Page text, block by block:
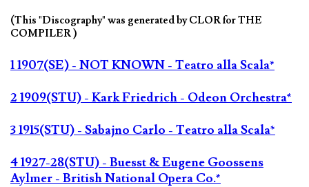
(This "Discography" was generated by CLOR for THE
COMPILER )
1 1907(SE) - NOT KNOWN - Teatro alla Scala*
2 1909(STU) - Kark Friedrich - Odeon Orchestra*
3 1915(STU) - Sabajno Carlo - Teatro alla Scala*
4 1927-28(STU) - Buesst & Eugene Goossens
Aylmer - British National Opera Co.*